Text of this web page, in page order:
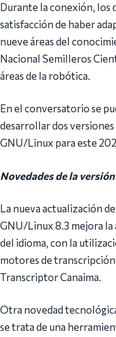
Durante la conexión, los
satisfacción de haber
nueve áreas del
Nacional Semilleros
áreas de la robótica.
En el conversatorio se
desarrollar dos
GNU/Linux para este
Novedades de la
La nueva actualización
GNU/Linux 8.3 mejora la
del idioma, con la
motores de
Transcriptor Canaima.
Otra novedad
se trata de una